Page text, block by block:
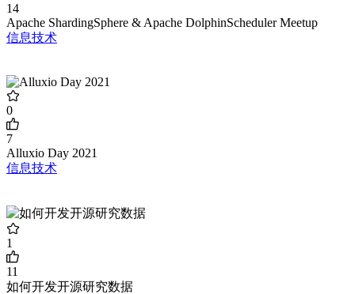
14
Apache ShardingSphere & Apache DolphinScheduler Meetup
信息技术
0
7
Alluxio Day 2021
信息技术
1
11
如何开发开源研究数据